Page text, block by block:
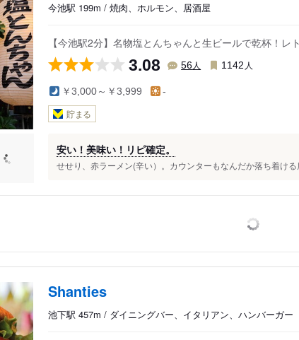
今池駅 199m / 焼肉、ホルモン、居酒屋
【今池駅2分】名物塩とんちゃんと生ビールで乾杯！
3.08 56人 1142 人
￥3,000～￥3,999 -
貯まる
安い！美味い！リピ確定。
せせり、赤ラーメン(辛い）。カウンターもなんだか落ち着け
Shanties
池下駅 457m / ダイニングバー、イタリアン、ハンバーガー